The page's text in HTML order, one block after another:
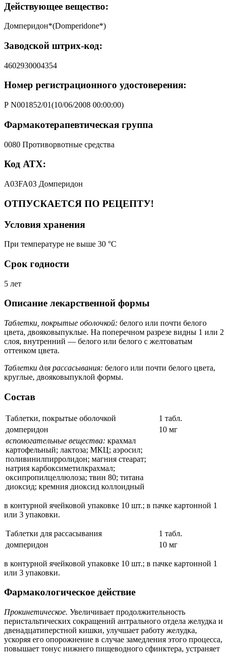
Действующее вещество:
Домперидон*(Domperidone*)
Заводской штрих-код:
4602930004354
Номер регистрационного удостоверения:
Р N001852/01(10/06/2008 00:00:00)
Фармакотерапевтическая группа
0080 Противорвотные средства
Код АТХ:
A03FA03 Домперидон
ОТПУСКАЕТСЯ ПО РЕЦЕПТУ!
Условия хранения
При температуре не выше 30 °C
Срок годности
5 лет
Описание лекарственной формы
Таблетки, покрытые оболочкой: белого или почти белого
цвета, двояковыпуклые. На поперечном разрезе видны 1 или 2
слоя, внутренний — белого или белого с желтоватым
оттенком цвета.
Таблетки для рассасывания: белого или почти белого цвета,
круглые, двояковыпуклой формы.
Состав
Таблетки, покрытые оболочкой
1 табл.
домперидон
10 мг
вспомогательные вещества: крахмал
картофельный; лактоза; МКЦ; аэросил;
поливинилпирролидон; магния стеарат;
натрия карбоксиметилкрахмал;
оксипропилцеллюлоза; твин 80; титана
диоксид; кремния диоксид коллоидный
в контурной ячейковой упаковке 10 шт.; в пачке картонной 1
или 3 упаковки.
Таблетки для рассасывания
1 табл.
домперидон
10 мг
в контурной ячейковой упаковке 10 шт.; в пачке картонной 1
или 3 упаковки.
Фармакологическое действие
Прокинетическое. Увеличивает продолжительность
перистальтических сокращений антрального отдела желудка и
двенадцатиперстной кишки, улучшает работу желудка,
ускоряя его опорожнение в случае замедления этого процесса,
повышает тонус нижнего пищеводного сфинктера, устраняет